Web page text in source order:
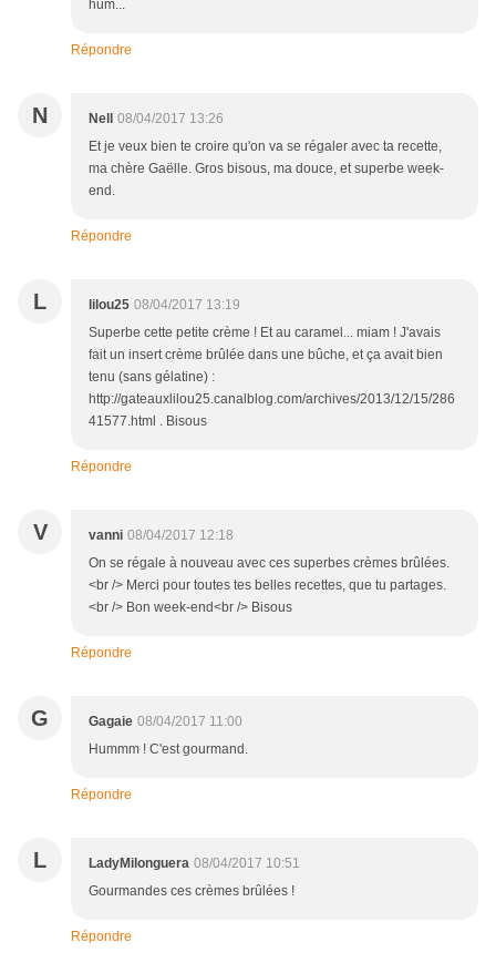
hum...
Répondre
N Nell
08/04/2017 13:26
Et je veux bien te croire qu'on va se régaler avec ta recette,
ma chère Gaëlle. Gros bisous, ma douce, et superbe week-
end.
Répondre
L lilou25 08/04/2017 13:19
Superbe cette petite crème ! Et au caramel... miam ! J'avais
fait un insert crème brûlée dans une bûche, et ça avait bien
tenu (sans gélatine) :
http://gateauxlilou25.canalblog.com/archives/2013/12/15/286
41577.html . Bisous
Répondre
V vanni 08/04/2017 12:18
On se régale à nouveau avec ces superbes crèmes brûlées.
<br /> Merci pour toutes tes belles recettes, que tu partages.
<br /> Bon week-end<br /> Bisous
Répondre
G Gagaie 08/04/2017 11:00
Hummm ! C'est gourmand.
Répondre
L LadyMilonguera 08/04/2017 10:51
Gourmandes ces crèmes brûlées !
Répondre